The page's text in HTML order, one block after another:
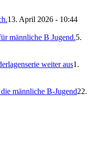
13. April 2026 - 10:44
männliche B Jugend.5.
weiter aus1.
männliche B-Jugend22.